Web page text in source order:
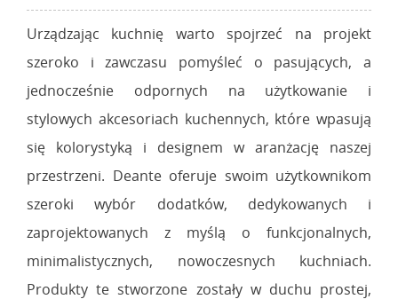
Urządzając kuchnię warto spojrzeć na projekt
szeroko i zawczasu pomyśleć o pasujących, a
jednocześnie odpornych na użytkowanie i
stylowych akcesoriach kuchennych, które wpasują
się kolorystyką i designem w aranżację naszej
przestrzeni. Deante oferuje swoim użytkownikom
szeroki wybór dodatków, dedykowanych i
zaprojektowanych z myślą o funkcjonalnych,
minimalistycznych, nowoczesnych kuchniach.
Produkty te stworzone zostały w duchu prostej,